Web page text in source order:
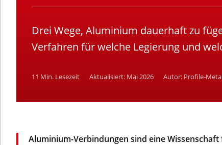
Drei Wege, Aluminium dauerhaft zu
Verfahren für welche Legierung und
11 Min. Lesezeit Aktualisiert: Mai 2026 Autor: Profile-
Aluminium-Verbindungen sind eine